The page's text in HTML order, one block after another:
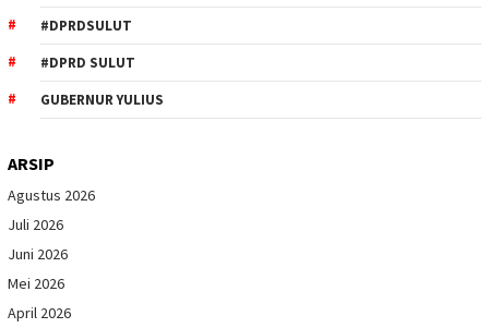
#DPRDSULUT
#DPRD SULUT
GUBERNUR YULIUS
ARSIP
Agustus 2026
Juli 2026
Juni 2026
Mei 2026
April 2026